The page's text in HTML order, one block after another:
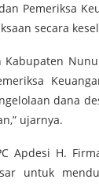
Pemeriksa
secara
dana
ujarnya.
Apdesi H.
untuk